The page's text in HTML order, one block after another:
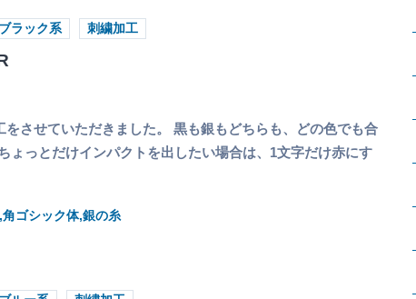
ブラック系 刺繍加工
させていただきました。 黒も銀もどちらも、どの色でも合
っとだけインパクトを出したい場合は、1文字だけ赤にす
ゴシック体,銀の糸